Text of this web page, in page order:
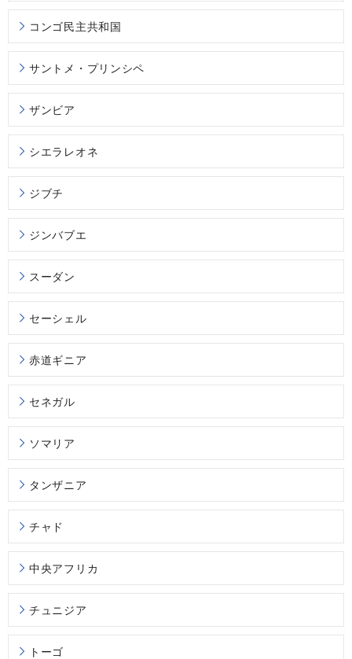
コンゴ民主共和国
サントメ・プリンシペ
ザンビア
シエラレオネ
ジブチ
ジンバブエ
スーダン
セーシェル
赤道ギニア
セネガル
ソマリア
タンザニア
チャド
中央アフリカ
チュニジア
トーゴ